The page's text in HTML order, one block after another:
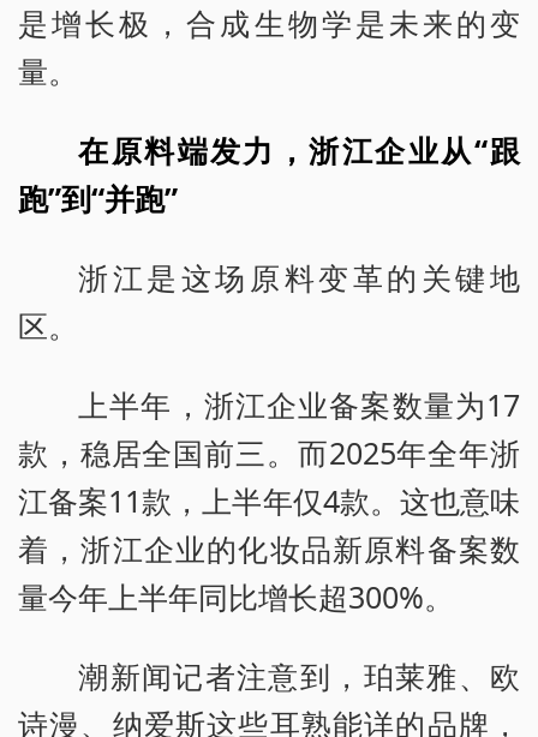
是增长极，合成生物学是未来的变
量。
在原料端发力，浙江企业从“跟
跑”到“并跑”
浙江是这场原料变革的关键地
区。
上半年，浙江企业备案数量为17
款，稳居全国前三。而2025年全年浙
江备案11款，上半年仅4款。这也意味
着，浙江企业的化妆品新原料备案数
量今年上半年同比增长超300%。
潮新闻记者注意到，珀莱雅、欧
诗漫、纳爱斯这些耳熟能详的品牌，